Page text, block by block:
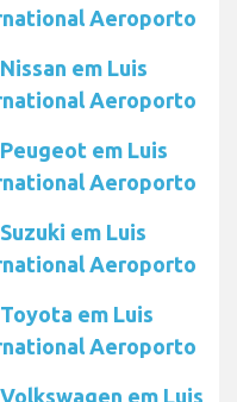
Aeroporto
em Luis
Aeroporto
em Luis
Aeroporto
em Luis
Aeroporto
em Luis
Aeroporto
em Luis